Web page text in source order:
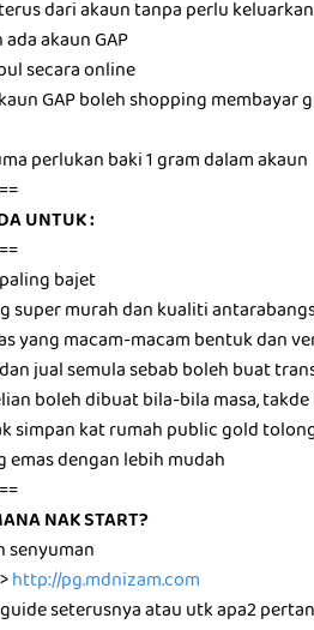
dari akaun tanpa perlu
akaun GAP
secara online
GAP boleh shopping membayar
perlukan baki 1 gram dalam akaun
UNTUK :
bajet
super murah dan kualiti
yang macam-macam bentuk dan
jual semula sebab boleh buat
boleh dibuat bila-bila masa,
simpan kat rumah public gold
dengan lebih mudah
NAK START?
senyuman
http://pg.mdnizam.com
seterusnya atau utk apa2